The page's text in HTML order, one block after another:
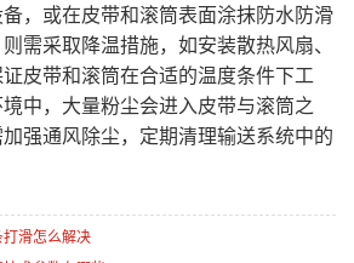
，或在皮带和滚筒表面涂抹防水防滑
需采取降温措施，如安装散热风扇、
皮带和滚筒在合适的温度条件下工
中，大量粉尘会进入皮带与滚筒之
强通风除尘，定期清理输送系统中的
滑怎么解决